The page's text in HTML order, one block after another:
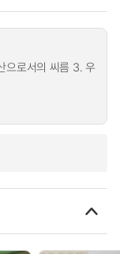
으로서의 씨름 3. 우